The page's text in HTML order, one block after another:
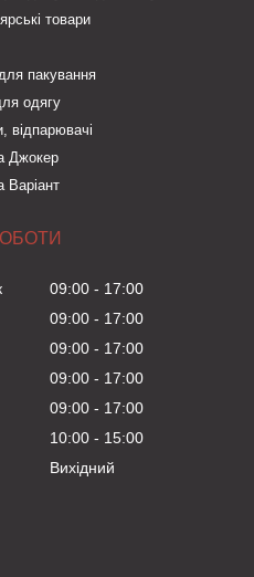
товари
пакування
одягу
відпарювачі
Джокер
Варіант
09:00
17:00
09:00
17:00
09:00
17:00
09:00
17:00
09:00
17:00
10:00
15:00
Вихідний